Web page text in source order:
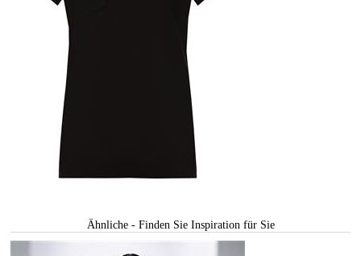
Ähnliche - Finden Sie Inspiration für Sie